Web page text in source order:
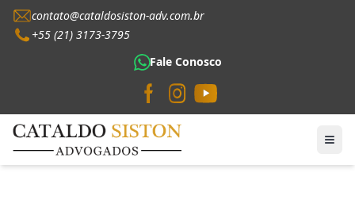
contato@cataldosiston-adv.com.br
+55 (21) 3173-3795
Fale Conosco